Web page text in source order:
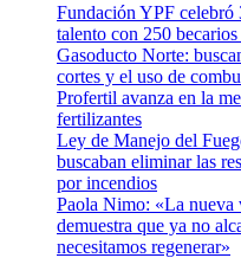
Fundación YPF celebró
talento con 250
Gasoducto Norte:
cortes y el uso de
Profertil avanza en la
fertilizantes
Ley de Manejo del
buscaban eliminar las
por incendios
Paola Nimo: «La nueva
demuestra que ya no
necesitamos regenerar»